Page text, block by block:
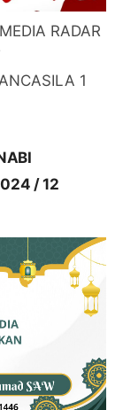
RADAR
1
/ 12